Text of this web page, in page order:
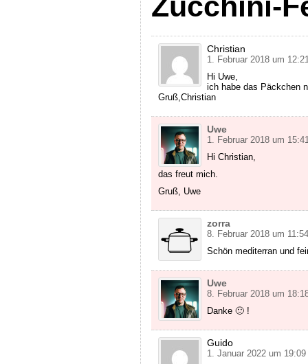
Christian
1. Februar 2018 um
Hi Uwe,
ich habe das Päckchen
Gruß,Christian
Uwe
1. Februar 2018 um
Hi Christian,
das freut mich.
Gruß, Uwe
zorra
8. Februar 2018 um 11:54
Schön mediterran und
Uwe
8. Februar 2018 um
Danke 🙂 !
Guido
1. Januar 2022 um 19:09